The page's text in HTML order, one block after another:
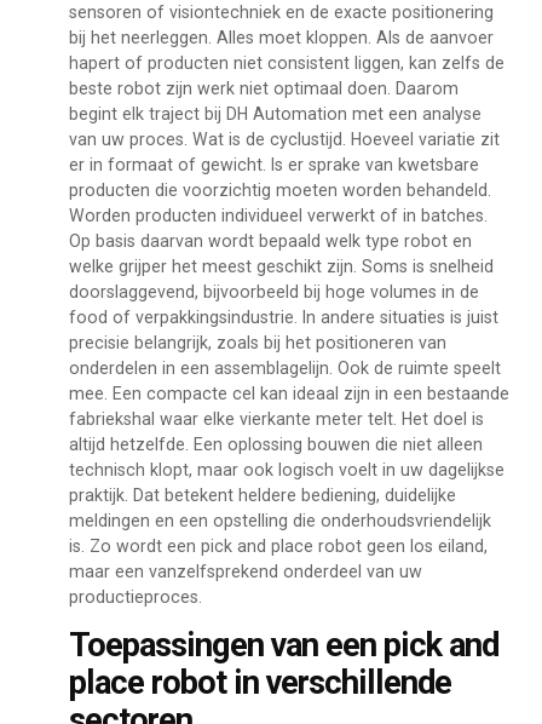
sensoren of visiontechniek en de exacte positionering
bij het neerleggen. Alles moet kloppen. Als de aanvoer
hapert of producten niet consistent liggen, kan zelfs de
beste robot zijn werk niet optimaal doen. Daarom
begint elk traject bij DH Automation met een analyse
van uw proces. Wat is de cyclustijd. Hoeveel variatie zit
er in formaat of gewicht. Is er sprake van kwetsbare
producten die voorzichtig moeten worden behandeld.
Worden producten individueel verwerkt of in batches.
Op basis daarvan wordt bepaald welk type robot en
welke grijper het meest geschikt zijn. Soms is snelheid
doorslaggevend, bijvoorbeeld bij hoge volumes in de
food of verpakkingsindustrie. In andere situaties is juist
precisie belangrijk, zoals bij het positioneren van
onderdelen in een assemblagelijn. Ook de ruimte speelt
mee. Een compacte cel kan ideaal zijn in een bestaande
fabriekshal waar elke vierkante meter telt. Het doel is
altijd hetzelfde. Een oplossing bouwen die niet alleen
technisch klopt, maar ook logisch voelt in uw dagelijkse
praktijk. Dat betekent heldere bediening, duidelijke
meldingen en een opstelling die onderhoudsvriendelijk
is. Zo wordt een pick and place robot geen los eiland,
maar een vanzelfsprekend onderdeel van uw
productieproces.
Toepassingen van een pick and
place robot in verschillende